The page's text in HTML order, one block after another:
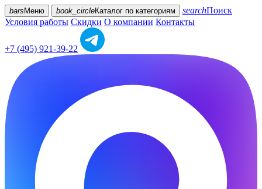
bars Меню book_circleКаталог по категориям searchПоиск
Условия работы Скидки О компании Контакты
+7 (495) 921-39-22